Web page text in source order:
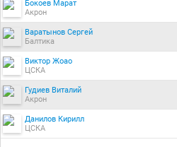
Бокоев Марат
Акрон
Варатынов Сергей
Балтика
Виктор Жоао
ЦСКА
Гудиев Виталий
Акрон
Данилов Кирилл
ЦСКА